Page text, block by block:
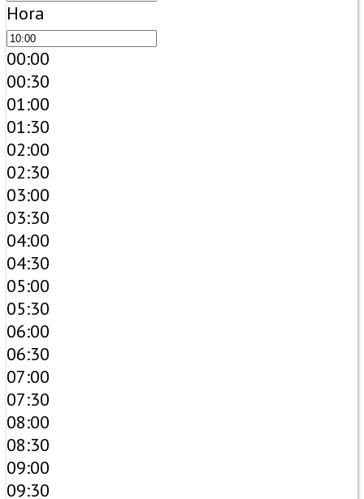
Hora
00:00
00:30
01:00
01:30
02:00
02:30
03:00
03:30
04:00
04:30
05:00
05:30
06:00
06:30
07:00
07:30
08:00
08:30
09:00
09:30